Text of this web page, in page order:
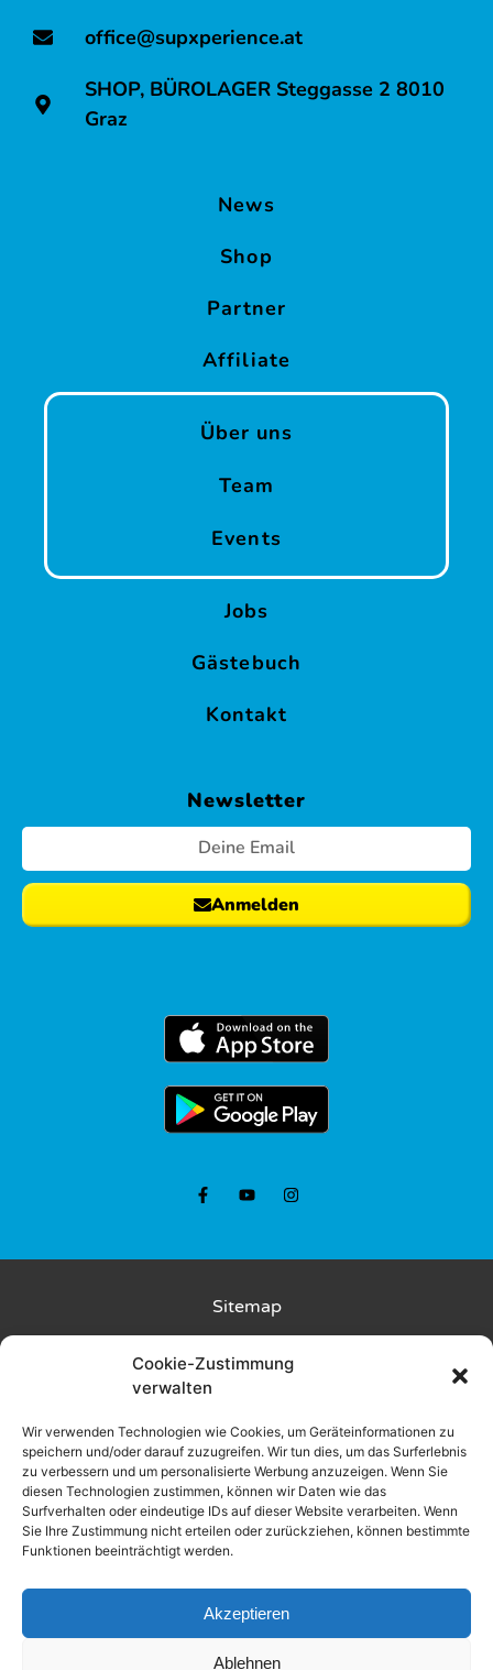
Cookie-Zustimmung
verwalten
Wir verwenden Technologien wie Cookies, um Geräteinformationen zu
speichern und/oder darauf zuzugreifen. Wir tun dies, um das Surferlebnis
zu verbessern und um personalisierte Werbung anzuzeigen. Wenn Sie
diesen Technologien zustimmen, können wir Daten wie das
Surfverhalten oder eindeutige IDs auf dieser Website verarbeiten. Wenn
Sie Ihre Zustimmung nicht erteilen oder zurückziehen, können bestimmte
Funktionen beeinträchtigt werden.
Akzeptieren
Ablehnen
office@supxperience.at
SHOP, BÜROLAGER Steggasse 2 8010
Graz
News
Shop
Partner
Affiliate
Über uns
Team
Events
Jobs
Gästebuch
Kontakt
Newsletter
Anmelden
Liefer- und Zahlungsbedingungen
Kunde wirbt Kunde
Sitemap
Impressum
AGB
Datenschutz